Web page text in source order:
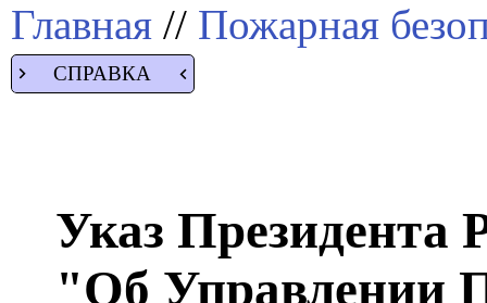
Главная // Пожарная
СПРАВКА
Указ Президента
"Об Управлении